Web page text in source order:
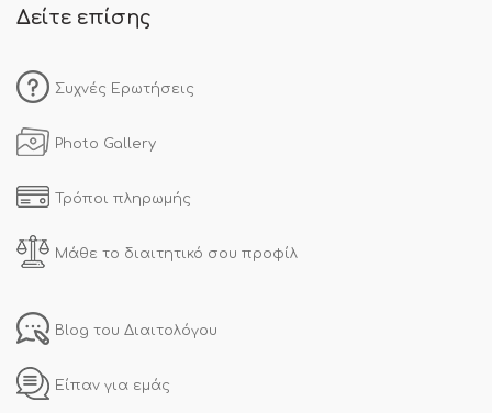
Δείτε επίσης
Συχνές Ερωτήσεις
Photo Gallery
Τρόποι πληρωμής
Μάθε το διαιτητικό σου προφίλ
Blog του Διαιτολόγου
Είπαν για εμάς